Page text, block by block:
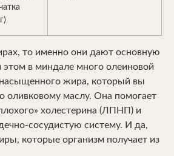
то именно они дают основную
этом в миндале много олеиновой
жира, который вы
оливковому маслу. Она помогает
холестерина (ЛПНП) и
сосудистую систему. И да,
которые организм получает из